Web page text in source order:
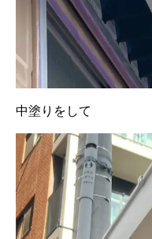
中塗りをして